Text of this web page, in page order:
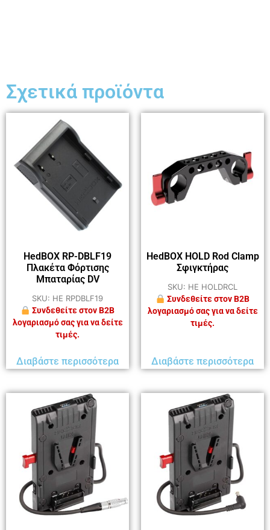
Σχετικά προϊόντα
HedBOX RP-DBLF19
Πλακέτα Φόρτισης
Μπαταρίας DV
SKU: HE RPDBLF19
Συνδεθείτε στον B2B
λογαριασμό σας για να δείτε
τιμές.
Διαβάστε περισσότερα
HedBOX HOLD Rod Clamp
Σφιγκτήρας
SKU: HE HOLDRCL
Συνδεθείτε στον B2B
λογαριασμό σας για να δείτε
τιμές.
Διαβάστε περισσότερα